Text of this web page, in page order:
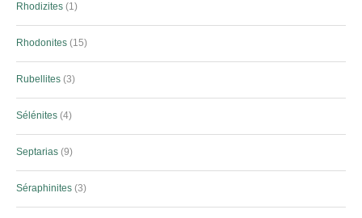
Rhodizites 1
Rhodonites 15
Rubellites 3
Sélénites 4
Septarias 9
Séraphinites 3